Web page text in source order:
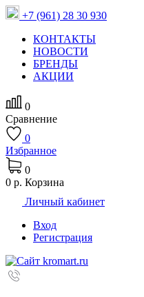
+7 (961) 28 30 930
КОНТАКТЫ
НОВОСТИ
БРЕНДЫ
АКЦИИ
0
Сравнение
0
Избранное
0
0 р. Корзина
Личный кабинет
Вход
Регистрация